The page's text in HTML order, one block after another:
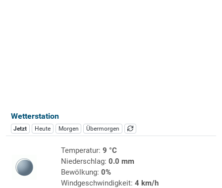
Wetterstation
Jetzt Heute Morgen Übermorgen
Temperatur: 9 °C
Niederschlag: 0.0 mm
Bewölkung: 0%
Windgeschwindigkeit: 4 km/h